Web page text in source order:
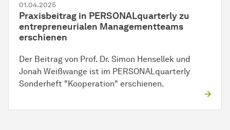
01.04.2025
Praxisbeitrag in PERSONALquarterly zu
entrepreneurialen Managementteams
erschienen
Der Beitrag von Prof. Dr. Simon Hensellek und
Jonah Weißwange ist im PERSONALquarterly
Sonderheft "Kooperation" erschienen.